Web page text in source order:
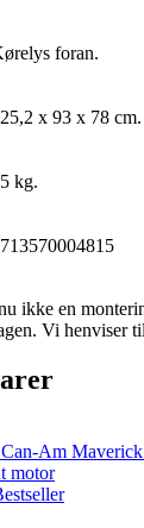
foran.
x 93 x 78 cm.
kg.
ikke en
Vi henviser